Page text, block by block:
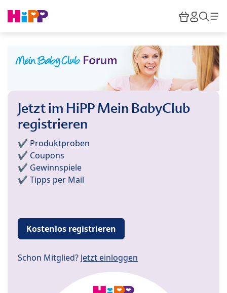
HiPP
Jetzt im HiPP Mein BabyClub
registrieren
✔️ Produktproben
✔️ Coupons
✔️ Gewinnspiele
✔️ Tipps per Mail
Kostenlos registrieren
Schon Mitglied? Jetzt einloggen